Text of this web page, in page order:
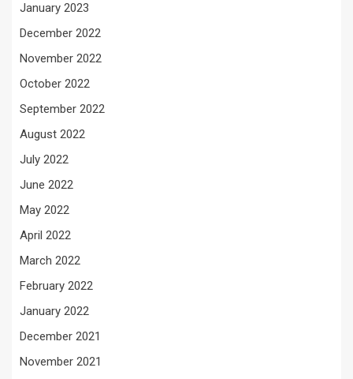
January 2023
December 2022
November 2022
October 2022
September 2022
August 2022
July 2022
June 2022
May 2022
April 2022
March 2022
February 2022
January 2022
December 2021
November 2021